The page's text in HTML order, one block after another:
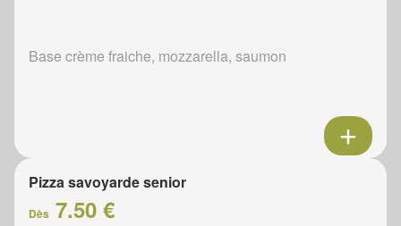
Base crème fraiche, mozzarella, saumon
Pizza savoyarde senior
Dès 7.50 €